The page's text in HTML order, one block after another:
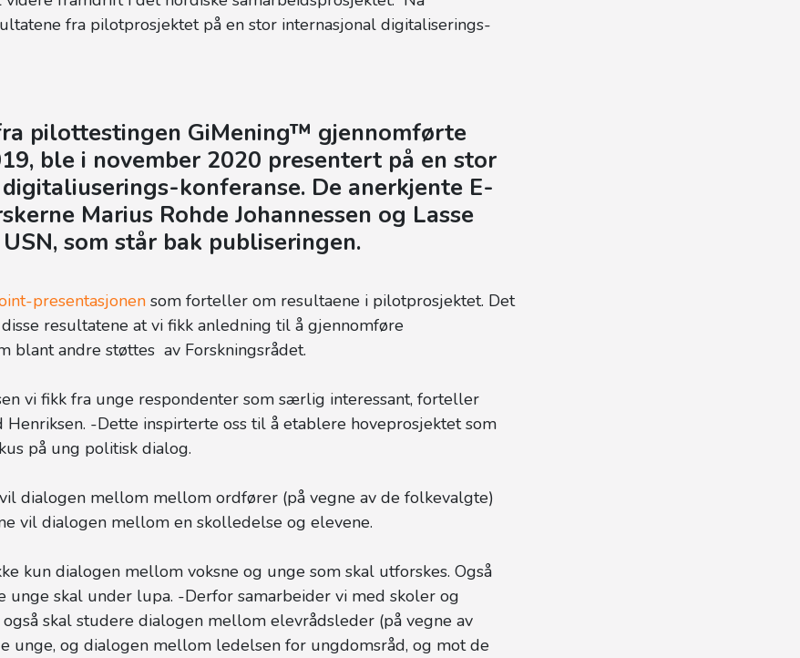
fra pilotprosjektet på en stor internasjonal digitaliserings-
pilottestingen GiMening™ gjennomførte
ble i november 2020 presentert på en stor
konferanse. De anerkjente E-
Marius Rohde Johannessen og Lasse
som står bak publiseringen.
presentasjonen som forteller om resultaene i pilotprosjektet. Det
resultatene at vi fikk anledning til å gjennomføre
blant andre støttes av Forskningsrådet.
vi fikk fra unge respondenter som særlig interessant, forteller
-Dette inspirterte oss til å etablere hoveprosjektet som
på ung politisk dialog.
dialogen mellom mellom ordfører (på vegne av de folkevalgte)
vil dialogen mellom en skolledelse og elevene.
kun dialogen mellom voksne og unge som skal utforskes. Også
unge skal under lupa. -Derfor samarbeider vi med skoler og
skal studere dialogen mellom elevrådsleder (på vegne av
unge, og dialogen mellom ledelsen for ungdomsråd, og mot de